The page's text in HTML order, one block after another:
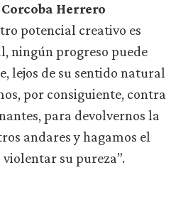
Herrero
potencial creativo es
ningún progreso puede
lejos de su sentido natural
por consiguiente, contra
para devolvernos la
andares y hagamos el
su pureza”.